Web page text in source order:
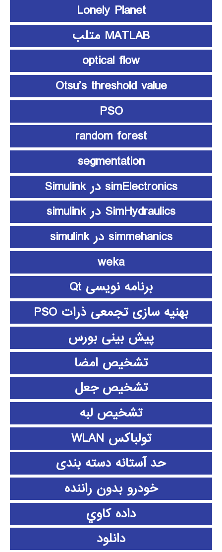
Lonely Planet
MATLAB متلب
optical flow
Otsu’s threshold value
PSO
random forest
segmentation
simElectronics در Simulink
SimHydraulics در simulink
simmehanics در simulink
weka
برنامه نویسی Qt
بهنیه سازی تجمعی ذرات PSO
پیش بینی بورس
تشخیص امضا
تشخیص جعل
تشخیص لبه
تولباکس WLAN
حد آستانه دسته بندی
خودرو بدون راننده
داده كاوي
دانلود